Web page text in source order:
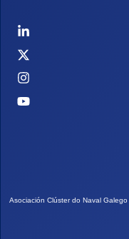
Asociación Clúster do Naval Galego